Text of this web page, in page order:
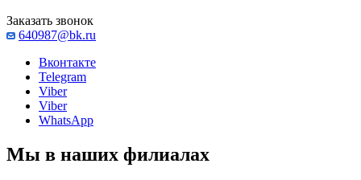
Заказать звонок
640987@bk.ru
Вконтакте
Telegram
Viber
Viber
WhatsApp
Мы в наших филиалах